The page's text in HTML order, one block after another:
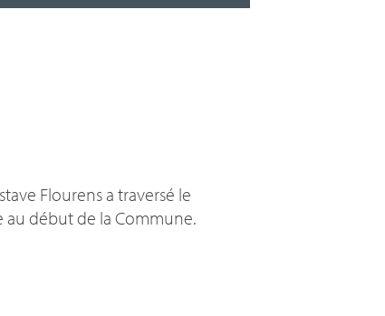
Flourens a traversé le
au début de la Commune.